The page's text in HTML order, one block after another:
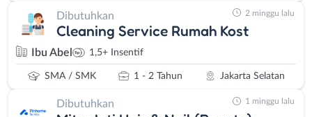
Dibutuhkan
Cleaning Service Rumah Kost
Ibu Abel 1,5+ Insentif
SMA / SMK 1 - 2 Tahun Jakarta Selatan
2 minggu lalu
Dibutuhkan 1 minggu lalu